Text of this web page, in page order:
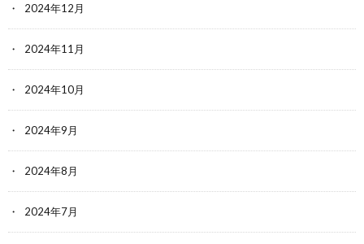
2024年12月
2024年11月
2024年10月
2024年9月
2024年8月
2024年7月